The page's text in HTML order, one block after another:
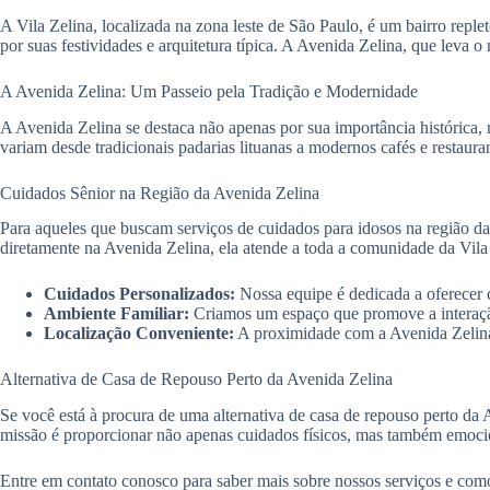
A Vila Zelina, localizada na zona leste de São Paulo, é um bairro
por suas festividades e arquitetura típica. A Avenida Zelina, que leva o
A Avenida Zelina: Um Passeio pela Tradição e Modernidade
A Avenida Zelina se destaca não apenas por sua importância
variam desde tradicionais padarias lituanas a modernos cafés e
Cuidados Sênior na Região da Avenida Zelina
Para aqueles que buscam serviços de cuidados para idosos na região
diretamente na Avenida Zelina, ela atende a toda a comunidade da
Cuidados Personalizados: Nossa equipe é dedicada a
Ambiente Familiar: Criamos um espaço que promove a
Localização Conveniente: A proximidade com a Avenida
Alternativa de Casa de Repouso Perto da Avenida Zelina
Se você está à procura de uma alternativa de casa de repouso perto da
missão é proporcionar não apenas cuidados físicos, mas também
Entre em contato conosco para saber mais sobre nossos serviços e